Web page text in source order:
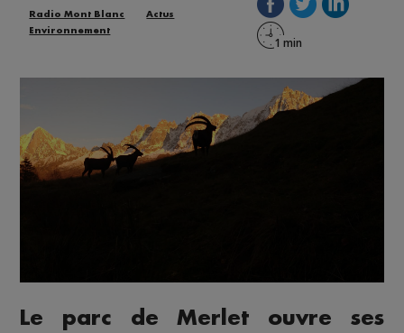
Radio Mont Blanc
Actus
Environnement
Le parc de Merlet ouvre ses